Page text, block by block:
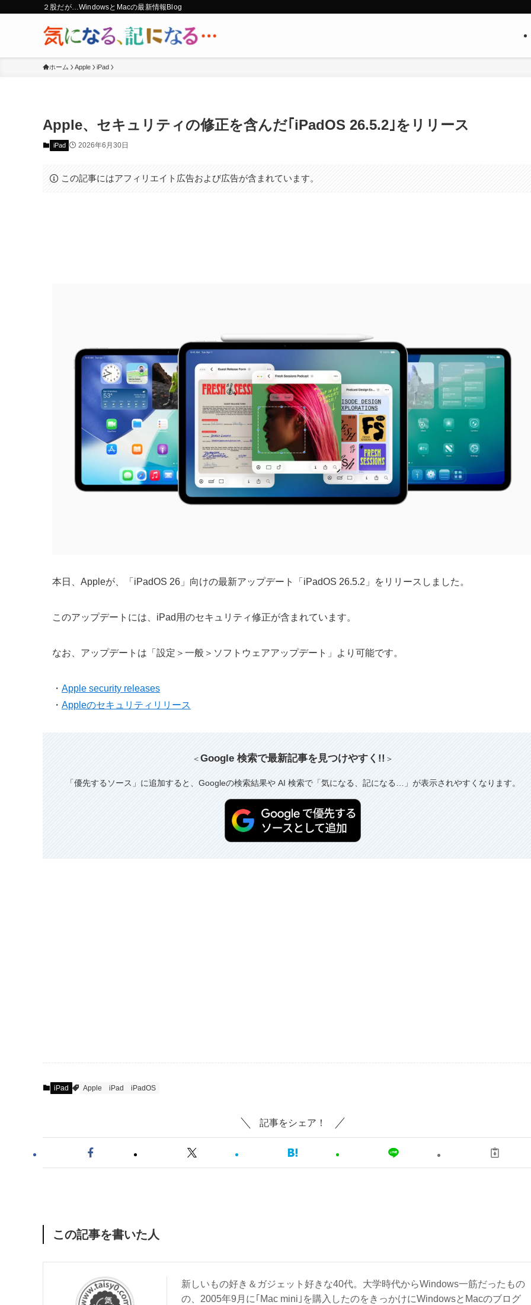
２股だが…WindowsとMacの最新情報Blog
ホーム Apple iPad
Apple、セキュリティの修正を含んだ｢iPadOS 26.5.2｣をリリース
iPad 2026年6月30日
この記事にはアフィリエイト広告および広告が含まれています。
本日、Appleが、「iPadOS 26」向けの最新アップデート「iPadOS 26.5.2」をリリースしました。
このアップデートには、iPad用のセキュリティ修正が含まれています。
なお、アップデートは「設定＞一般＞ソフトウェアアップデート」より可能です。
・ Apple security releases
・ Appleのセキュリティリリース
＜Google 検索で最新記事を見つけやすく!! ＞
「優先するソース」に追加すると、Googleの検索結果や AI 検索で「気になる、記になる…」が表示されやすくなります。
iPad Apple iPad iPadOS
記事をシェア！
この記事を書いた人
新しいもの好き＆ガジェット好きな40代。大学時代からWindows一筋だったもの
の、2005年9月に｢Mac mini｣を購入したのをきっかけにWindowsとMacのブログ